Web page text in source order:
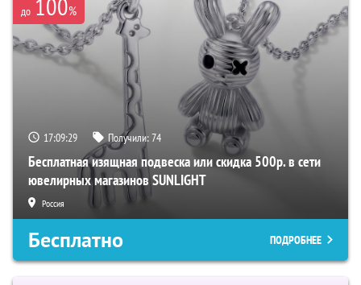
до %
17:09:29 Получили:74
Бесплатная изящная подвеска или скидка 500р. в сети
ювелирных магазинов SUNLIGHT
Россия
Бесплатно ПОДРОБНЕЕ